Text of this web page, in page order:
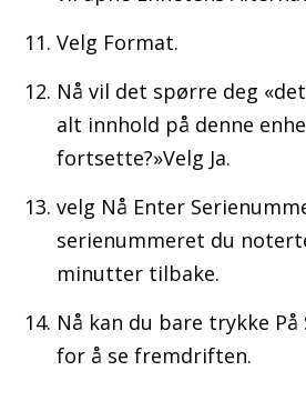
Velg Format.
Nå vil det spørre deg
alt innhold på denne
fortsette?»Velg Ja.
velg Nå Enter
serienummeret du
minutter tilbake.
Nå kan du bare trykke
for å se fremdriften.